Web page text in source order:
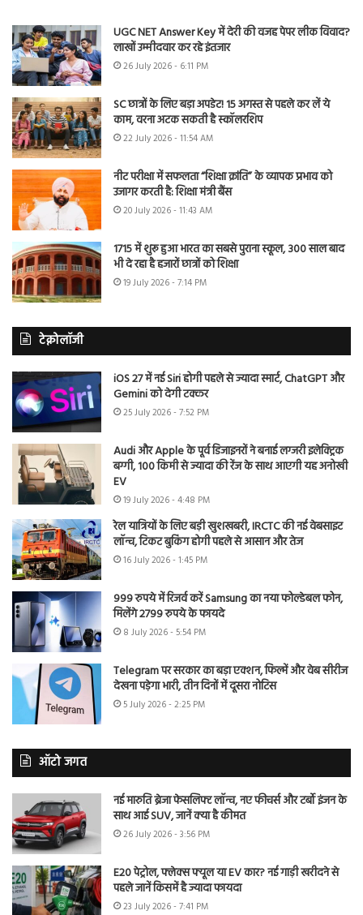
UGC NET Answer Key में देरी की वजह पेपर लीक विवाद?
लाखों उम्मीदवार कर रहे इंतजार
26 July 2026 - 6:11 PM
SC छात्रों के लिए बड़ा अपडेट! 15 अगस्त से पहले कर लें ये
काम, वरना अटक सकती है स्कॉलरशिप
22 July 2026 - 11:54 AM
नीट परीक्षा में सफलता “शिक्षा क्रांति” के व्यापक प्रभाव को
उजागर करती है: शिक्षा मंत्री बैंस
20 July 2026 - 11:43 AM
1715 में शुरू हुआ भारत का सबसे पुराना स्कूल, 300 साल बाद
भी दे रहा है हजारों छात्रों को शिक्षा
19 July 2026 - 7:14 PM
टेक्नोलॉजी
iOS 27 में नई Siri होगी पहले से ज्यादा स्मार्ट, ChatGPT और
Gemini को देगी टक्कर
25 July 2026 - 7:52 PM
Audi और Apple के पूर्व डिजाइनरों ने बनाई लग्जरी इलेक्ट्रिक
बग्गी, 100 किमी से ज्यादा की रेंज के साथ आएगी यह अनोखी
EV
19 July 2026 - 4:48 PM
रेल यात्रियों के लिए बड़ी खुशखबरी, IRCTC की नई वेबसाइट
लॉन्च, टिकट बुकिंग होगी पहले से आसान और तेज
16 July 2026 - 1:45 PM
999 रुपये में रिजर्व करें Samsung का नया फोल्डेबल फोन,
मिलेंगे 2799 रुपये के फायदे
8 July 2026 - 5:54 PM
Telegram पर सरकार का बड़ा एक्शन, फिल्में और वेब सीरीज
देखना पड़ेगा भारी, तीन दिनों में दूसरा नोटिस
5 July 2026 - 2:25 PM
ऑटो जगत
नई मारुति ब्रेजा फेसलिफ्ट लॉन्च, नए फीचर्स और टर्बो इंजन के
साथ आई SUV, जानें क्या है कीमत
26 July 2026 - 3:56 PM
E20 पेट्रोल, फ्लेक्स फ्यूल या EV कार? नई गाड़ी खरीदने से
पहले जानें किसमें है ज्यादा फायदा
23 July 2026 - 7:41 PM